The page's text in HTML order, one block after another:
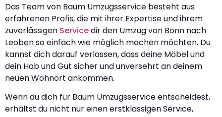
Das Team von Baum Umzugsservice besteht aus
erfahrenen Profis, die mit ihrer Expertise und ihrem
zuverlässigen Servicedir den Umzug von Bonn nach
Leoben so einfach wie möglich machen möchten. Du
kannst dich darauf verlassen, dass deine Möbel und
dein Hab und Gut sicher und unversehrt an deinem
neuen Wohnort ankommen.
Wenn du dich für Baum Umzugsservice entscheidest,
erhältst du nicht nur einen erstklassigen Service,